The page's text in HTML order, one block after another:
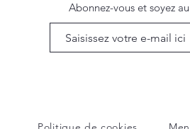
Abonnez-vous et soyez